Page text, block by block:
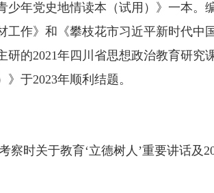
少年党史地情读本（试用）》一本
工作》和《攀枝花市习近平新时代中
的2021年四川省思想政治教育研
于2023年顺利结题。
时关于教育‘立德树人’重要讲话及